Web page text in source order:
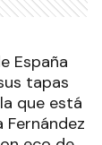
España
tapas
que está